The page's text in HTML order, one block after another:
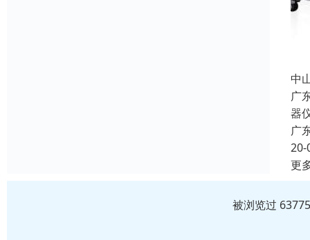
中
广
器
广
20-
更
被浏览过